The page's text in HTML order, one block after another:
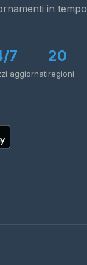
in tempo
7
aggiornati
20
regioni